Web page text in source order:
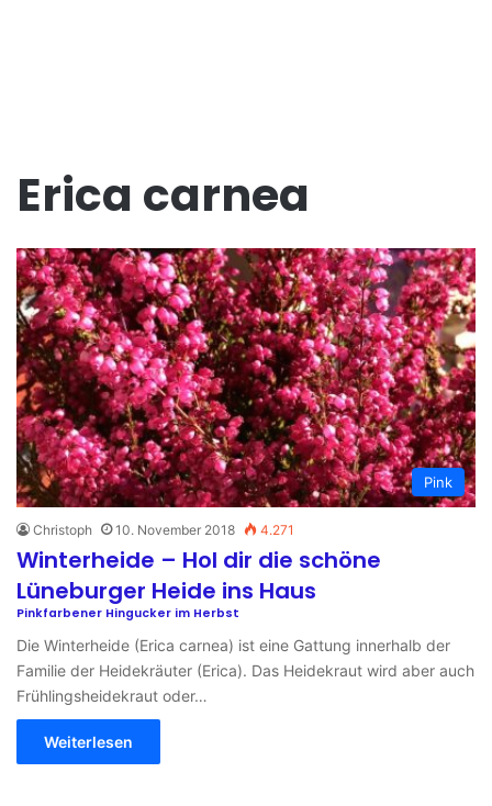
Erica carnea
Pink
Christoph 10. November 2018 4.271
Winterheide – Hol dir die schöne
Lüneburger Heide ins Haus
Pinkfarbener Hingucker im Herbst
Die Winterheide (Erica carnea) ist eine Gattung innerhalb der
Familie der Heidekräuter (Erica). Das Heidekraut wird aber auch
Frühlingsheidekraut oder…
Weiterlesen